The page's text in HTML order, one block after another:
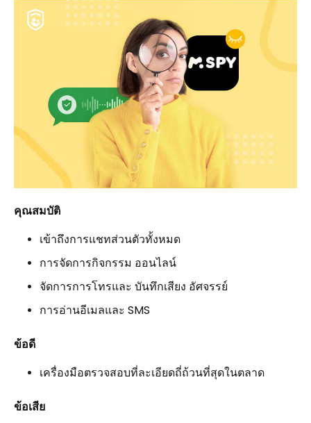
คุณสมบัติ
เข้าถึงการแชทส่วนตัวทั้งหมด
การจัดการกิจกรรม ออนไลน์
จัดการการโทรและ บันทึกเสียง อัศจรรย์
การอ่านอีเมลและ SMS
ข้อดี
เครื่องมือตรวจสอบที่ละเอียดถี่ถ้วนที่สุดในตลาด
ข้อเสีย